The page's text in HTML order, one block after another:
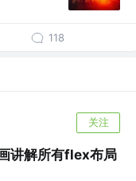
118
关注
讲解所有flex布局